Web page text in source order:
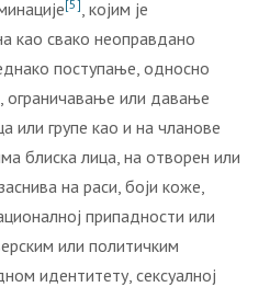
[5] , којим је
као свако неоправдано
поступање, односно
или давање
или групе као и на чланове
блиска лица, на отворен или
на раси, боји коже,
припадности или
или политичким
идентитету, сексуалној